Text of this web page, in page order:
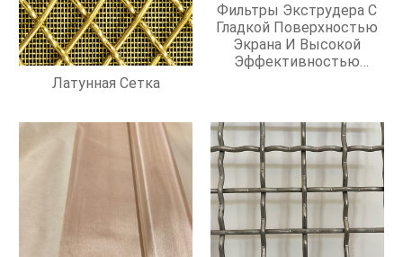
Латунная Сетка
Фильтры Экструдера С
Гладкой Поверхностью
Экрана И Высокой
Эффективностью